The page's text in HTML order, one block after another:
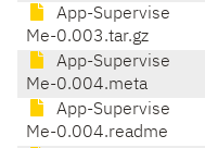
App-Supervise
Me-0.003.tar.gz
App-Supervise
Me-0.004.meta
App-Supervise
Me-0.004.readme